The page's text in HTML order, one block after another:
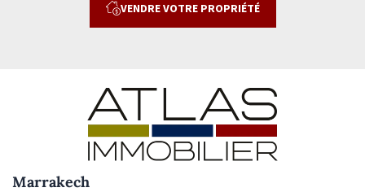
VENDRE VOTRE PROPRIÉTÉ
Marrakech